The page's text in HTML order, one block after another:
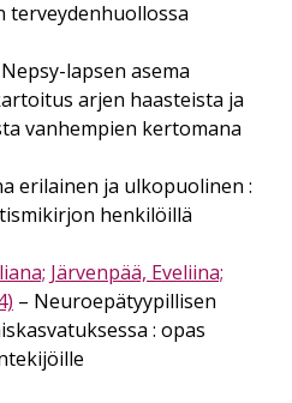
terveydenhuollossa
lapsen asema
arjen haasteista ja
vanhempien kertomana
erilainen ja ulkopuolinen :
henkilöillä
Järvenpää, Eveliina;
– Neuroepätyypillisen
: opas